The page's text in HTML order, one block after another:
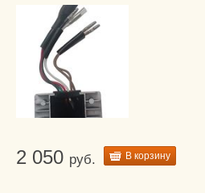
2 050 руб. В корзину